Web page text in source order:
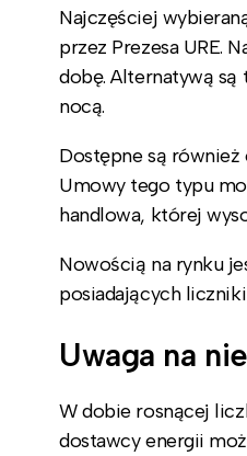
Najczęściej
przez Prezesa URE.
dobę. Alternatywą są
nocą.
Dostępne są również
Umowy tego typu
handlowa, której
Nowością na rynku
posiadających
Uwaga na
W dobie rosnącej
dostawcy energii